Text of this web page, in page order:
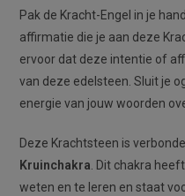
Pak de Kracht-Engel in je
affirmatie die je aan deze
ervoor dat deze intentie of
van deze edelsteen. Sluit je
energie van jouw woorden
Deze Krachtsteen is
Kruinchakra. Dit chakra
weten en te leren en staat